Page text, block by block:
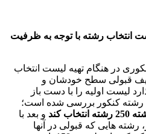
انتخاب رشته با توجه به ظرفیت
در هنگام تهیه لیست انتخاب
قبولی سطح خودشان و
لیست اولیه را با دست باز
رشته کنکور بررسی شده است؛
و بعد با
هایی که قبولی در آنها